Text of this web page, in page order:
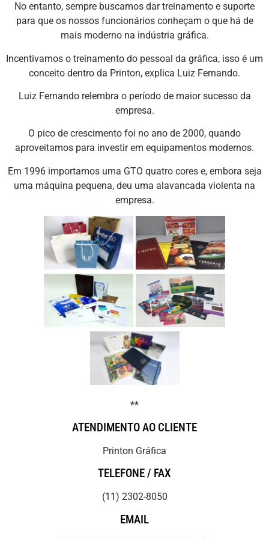
No entanto, sempre buscamos dar treinamento e suporte
para que os nossos funcionários conheçam o que há de
mais moderno na indústria gráfica.
Incentivamos o treinamento do pessoal da gráfica, isso é um
conceito dentro da Printon, explica Luiz Fernando.
Luiz Fernando relembra o período de maior sucesso da
empresa.
O pico de crescimento foi no ano de 2000, quando
aproveitamos para investir em equipamentos modernos.
Em 1996 importamos uma GTO quatro cores e, embora seja
uma máquina pequena, deu uma alavancada violenta na
empresa.
**
ATENDIMENTO AO CLIENTE
Printon Gráfica
TELEFONE / FAX
(11) 2302-8050
EMAIL